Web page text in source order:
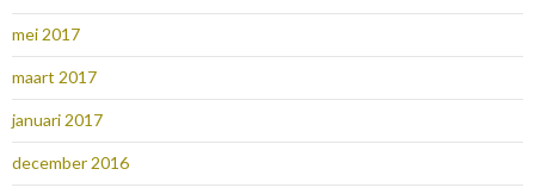
mei 2017
maart 2017
januari 2017
december 2016